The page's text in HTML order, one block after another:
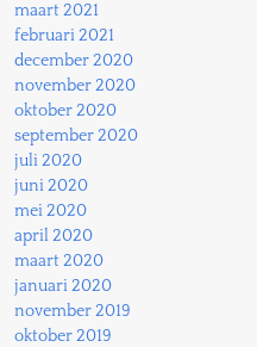
maart 2021
februari 2021
december 2020
november 2020
oktober 2020
september 2020
juli 2020
juni 2020
mei 2020
april 2020
maart 2020
januari 2020
november 2019
oktober 2019